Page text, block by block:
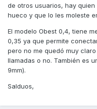
de otros usuarios, hay
hueco y que lo les moleste
El modelo Obest 0,4, tiene
0,35 ya que permite
pero no me quedó muy
llamadas o no. También es
9mm).
Salduos,